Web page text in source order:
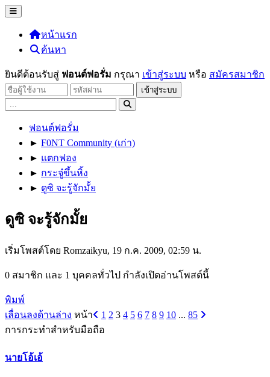
หน้าแรก
ค้นหา
ยินดีต้อนรับสู่ ฟอนต์ฟอรั่ม กรุณา เข้าสู่ระบบ หรือ สมัครสมาชิก
ฟอนต์ฟอรั่ม
► F0NT Community (เก่า)
► แตกฟอง
► กระจู๋ขึ้นหิ้ง
► ดูซิ จะรู้จักมั้ย
ดูซิ จะรู้จักมั้ย
เริ่มโพสต์โดย Romzaikyu, 19 ก.ค. 2009, 02:59 น.
0 สมาชิก และ 1 บุคคลทั่วไป กำลังเปิดอ่านโพสต์นี้
พิมพ์
เลื่อนลงด้านล่าง หน้า 1 2 3 4 5 6 7 8 9 10 ... 85
การกระทำสำหรับมือถือ
นายโอ้เอ้